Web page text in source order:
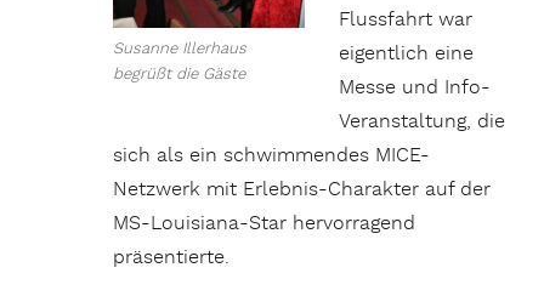
Susanne Illerhaus
begrüßt die Gäste
Flussfahrt war
eigentlich eine
Messe und Info-
Veranstaltung, die
sich als ein schwimmendes MICE-
Netzwerk mit Erlebnis-Charakter auf der
MS-Louisiana-Star hervorragend
präsentierte.